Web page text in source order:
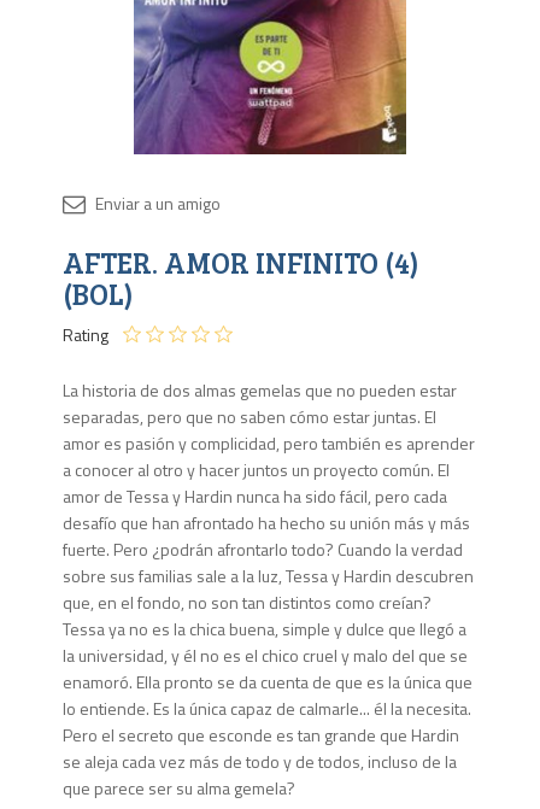
AFTER. AMOR INFINITO (4)
(BOL)
Rating
La historia de dos almas gemelas que no pueden estar
separadas, pero que no saben cómo estar juntas. El
amor es pasión y complicidad, pero también es aprender
a conocer al otro y hacer juntos un proyecto común. El
amor de Tessa y Hardin nunca ha sido fácil, pero cada
desafío que han afrontado ha hecho su unión más y más
fuerte. Pero ¿podrán afrontarlo todo? Cuando la verdad
sobre sus familias sale a la luz, Tessa y Hardin descubren
que, en el fondo, no son tan distintos como creían?
Tessa ya no es la chica buena, simple y dulce que llegó a
la universidad, y él no es el chico cruel y malo del que se
enamoró. Ella pronto se da cuenta de que es la única que
lo entiende. Es la única capaz de calmarle... él la necesita.
Pero el secreto que esconde es tan grande que Hardin
se aleja cada vez más de todo y de todos, incluso de la
que parece ser su alma gemela?